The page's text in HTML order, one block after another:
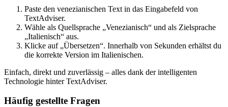
Paste den venezianischen Text in das Eingabefeld von
TextAdviser.
Wähle als Quellsprache „Venezianisch“ und als Zielsprache
„Italienisch“ aus.
Klicke auf „Übersetzen“. Innerhalb von Sekunden erhältst du
die korrekte Version im Italienischen.
Einfach, direkt und zuverlässig – alles dank der intelligenten
Technologie hinter TextAdviser.
Häufig gestellte Fragen